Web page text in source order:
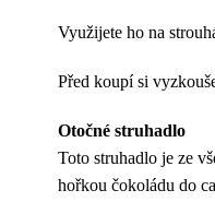
Využijete ho na
Před koupí si
Otočné struhadlo
Toto struhadlo je ze
hořkou čokoládu do